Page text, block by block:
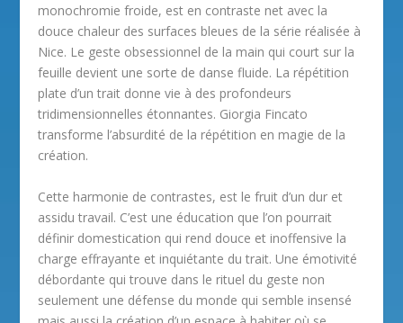
monochromie froide, est en contraste net avec la
douce chaleur des surfaces bleues de la série réalisée à
Nice. Le geste obsessionnel de la main qui court sur la
feuille devient une sorte de danse fluide. La répétition
plate d’un trait donne vie à des profondeurs
tridimensionnelles étonnantes. Giorgia Fincato
transforme l’absurdité de la répétition en magie de la
création.
Cette harmonie de contrastes, est le fruit d’un dur et
assidu travail. C’est une éducation que l’on pourrait
définir domestication qui rend douce et inoffensive la
charge effrayante et inquiétante du trait. Une émotivité
débordante qui trouve dans le rituel du geste non
seulement une défense du monde qui semble insensé